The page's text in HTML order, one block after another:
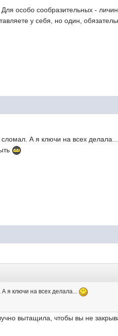
особо сообразительных -
у себя, но один,
А я ключи на всех делала...
я ключи на всех делала...
вытащила, чтобы вы не